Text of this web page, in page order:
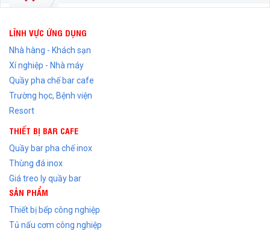
LĨNH VỰC ỨNG DỤNG
Nhà hàng - Khách sạn
Xí nghiệp - Nhà máy
Quầy pha chế bar cafe
Trường học, Bệnh viện
Resort
THIẾT BỊ BAR CAFE
Quầy bar pha chế inox
Thùng đá inox
Giá treo ly quầy bar
SẢN PHẨM
Thiết bị bếp công nghiệp
Tủ nấu cơm công nghiệp